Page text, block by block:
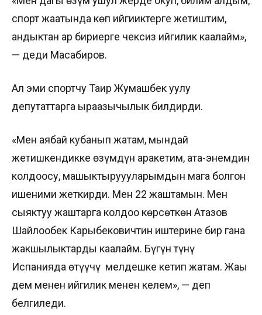
спорт жаатында көп ийгииктерге жетиштим,
андыктан ар бириңерге чексиз ийгилик каалайм»,
— деди Масабиров.
Ал эми спортчу Таир Жумашбек уулу
депутаттарга ыраазычылык билдирди.
«Мен аябай кубанып жатам, мындай
жетишкендикке өзүмдүн аракетим, ата-энемдин
колдоосу, машыктыруууларымдын мага болгон
ишеними жеткирди. Мен 22 жаштамын. Мен
сыяктуу жаштарга колдоо көрсөткөн Атазов
Шайлообек Карыбековичтин иштерине бир гана
жакшылыктарды каалайм. Бүгүн түнү
Испанияда өтүүчү мелдешке кетип жатам. Жаңы
дем менен ийгилик менен келем», — деп
белгиледи.